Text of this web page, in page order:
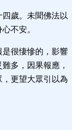
歲。未聞佛法以
不安。
很悽慘的，影響
多，因果報應，
更望大眾引以為